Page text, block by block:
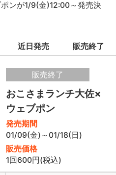
ンが1/9(金)12:00～発売決
近日発売 販売終了
販売終了
おこさまランチ大佐×
ウェブポン
発売期間
01/09(金)～01/18(日)
販売価格
1回600円(税込)